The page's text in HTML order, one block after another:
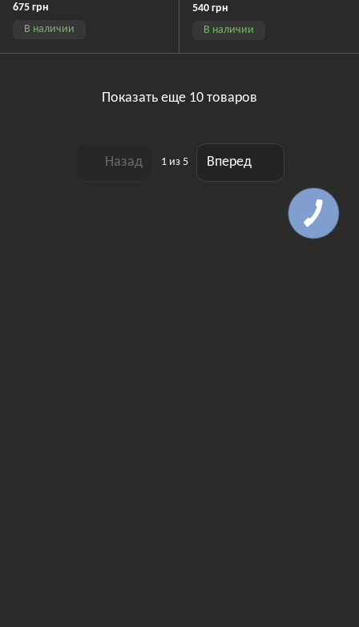
675 грн
В наличии
540 грн
В наличии
Показать еще 10 товаров
Назад 1из 5 Вперед